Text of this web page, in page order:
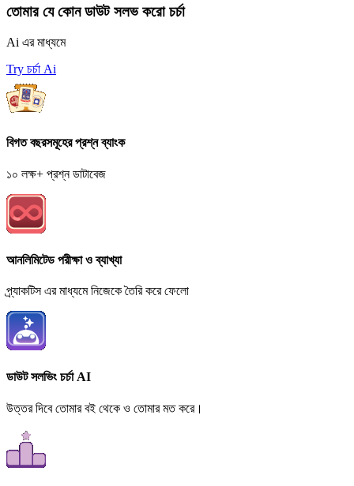
তোমার যে কোন ডাউট সলভ করো চর্চা
Ai এর মাধ্যমে
Try চর্চা Ai
বিগত বছরসমূহের প্রশ্ন ব্যাংক
১০ লক্ষ+ প্রশ্ন ডাটাবেজ
আনলিমিটেড পরীক্ষা ও ব্যাখ্যা
প্র্যাকটিস এর মাধ্যমে নিজেকে তৈরি করে ফেলো
ডাউট সলভিং চর্চা AI
উত্তর দিবে তোমার বই থেকে ও তোমার মত করে।